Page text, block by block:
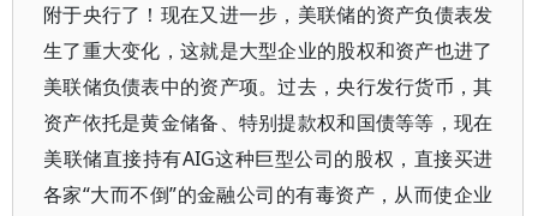
附于央行了！现在又进一步，美联储的资产负债表发
生了重大变化，这就是大型企业的股权和资产也进了
美联储负债表中的资产项。过去，央行发行货币，其
资产依托是黄金储备、特别提款权和国债等等，现在
美联储直接持有AIG这种巨型公司的股权，直接买进
各家“大而不倒”的金融公司的有毒资产，从而使企业